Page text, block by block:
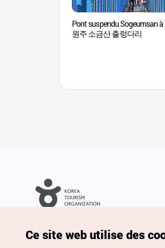
Pont suspendu Sogeumsan à
원주 소금산 출렁다리
Pour les rapports d'erreurs et demandes de
adressez vos demandes à
Ce site web utilise des